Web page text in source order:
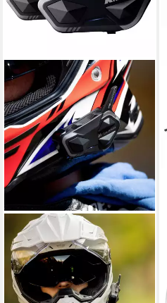
MIDLAND
Gegensprechanlage Midland
C1529.01 BTR1 Advanced
Bluetooth Kommunikation
Motorrad-Funkse